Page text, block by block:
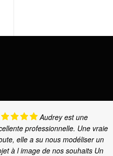
Audrey est une
professionnelle. Une vraie
elle a su nous modéliser un
à l image de nos souhaits Un